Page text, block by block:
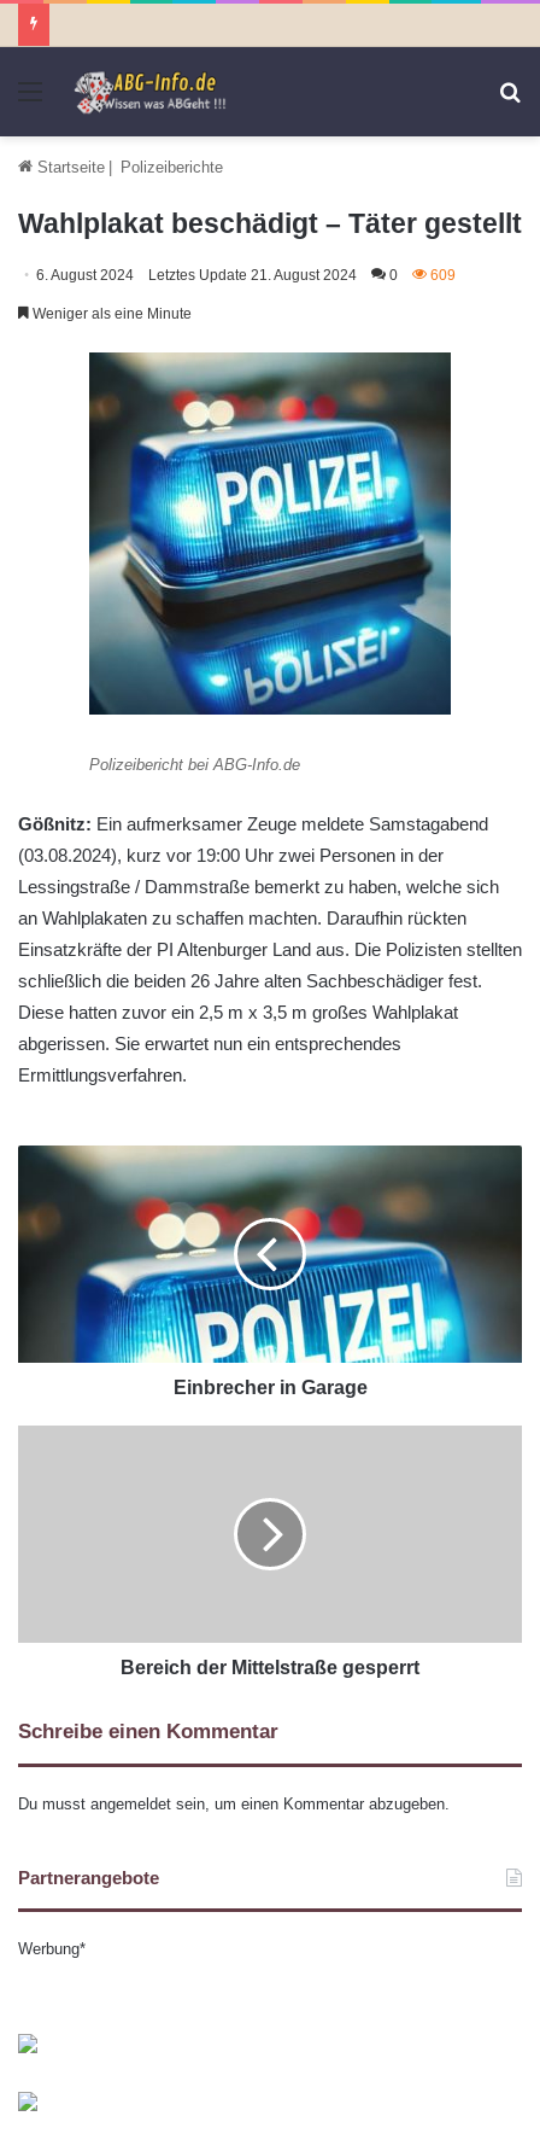
Menü
Startseite | Polizeiberichte
Wahlplakat beschädigt – Täter gestellt
6. August 2024 Letztes Update 21. August 2024 0 609
Weniger als eine Minute
Polizeibericht bei ABG-Info.de
Gößnitz: Ein aufmerksamer Zeuge meldete Samstagabend
(03.08.2024), kurz vor 19:00 Uhr zwei Personen in der
Lessingstraße / Dammstraße bemerkt zu haben, welche sich
an Wahlplakaten zu schaffen machten. Daraufhin rückten
Einsatzkräfte der PI Altenburger Land aus. Die Polizisten stellten
schließlich die beiden 26 Jahre alten Sachbeschädiger fest.
Diese hatten zuvor ein 2,5 m x 3,5 m großes Wahlplakat
abgerissen. Sie erwartet nun ein entsprechendes
Ermittlungsverfahren.
Einbrecher in Garage
Bereich der Mittelstraße gesperrt
Schreibe einen Kommentar
Du musst angemeldet sein, um einen Kommentar abzugeben.
Partnerangebote
Werbung*